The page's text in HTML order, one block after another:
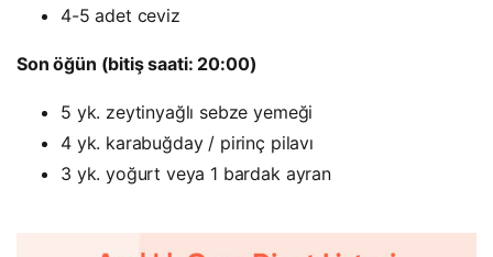
4-5 adet ceviz
Son öğün (bitiş saati: 20:00)
5 yk. zeytinyağlı sebze yemeği
4 yk. karabuğday / pirinç pilavı
3 yk. yoğurt veya 1 bardak ayran